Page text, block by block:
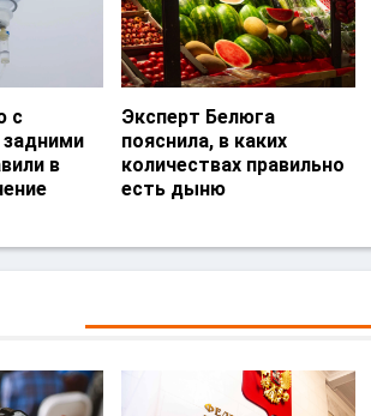
с
в
Эксперт Белюга
пояснила, в каких
количествах правильно
есть дыню